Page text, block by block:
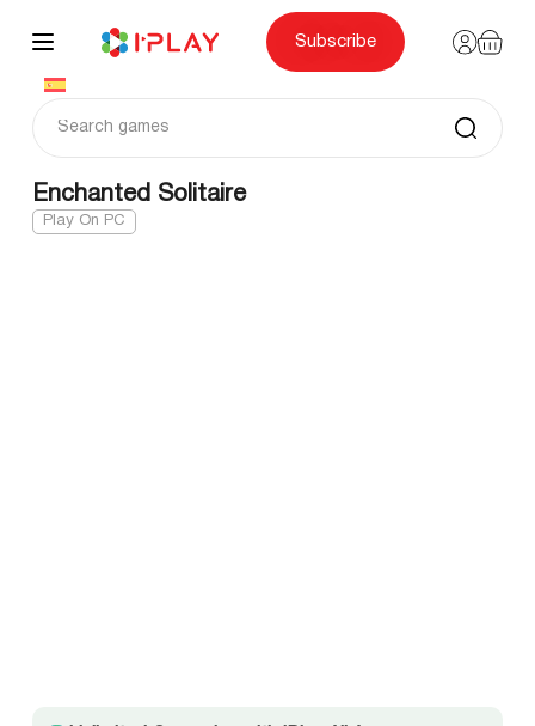
content
Subscribe
Enchanted Solitaire
Play On PC